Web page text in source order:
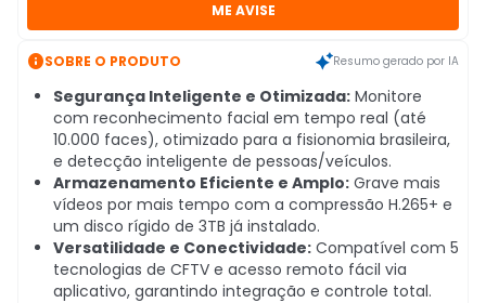
ME AVISE
SOBRE O PRODUTO Resumo gerado por IA
Segurança Inteligente e Otimizada: Monitore
com reconhecimento facial em tempo real (até
10.000 faces), otimizado para a fisionomia brasileira,
e detecção inteligente de pessoas/veículos.
Armazenamento Eficiente e Amplo: Grave mais
vídeos por mais tempo com a compressão H.265+ e
um disco rígido de 3TB já instalado.
Versatilidade e Conectividade: Compatível com 5
tecnologias de CFTV e acesso remoto fácil via
aplicativo, garantindo integração e controle total.